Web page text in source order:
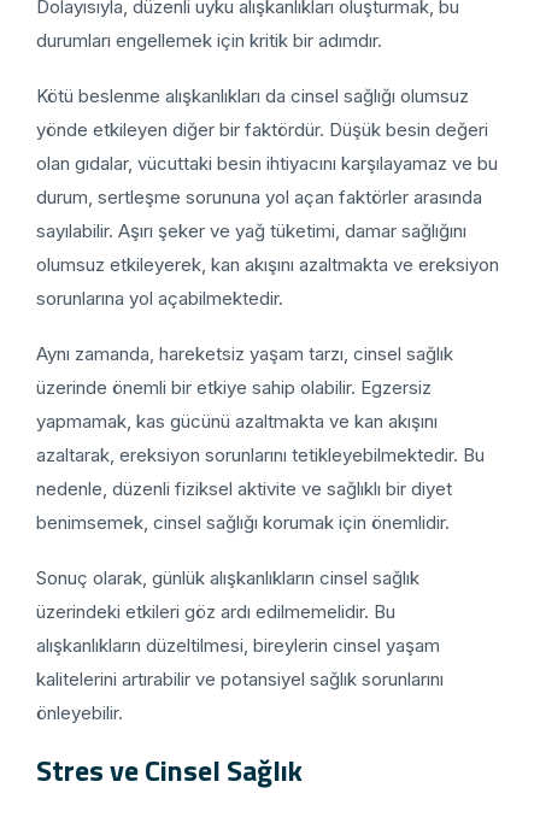
Dolayısıyla, düzenli uyku alışkanlıkları oluşturmak, bu
durumları engellemek için kritik bir adımdır.
Kötü beslenme alışkanlıkları da cinsel sağlığı olumsuz
yönde etkileyen diğer bir faktördür. Düşük besin değeri
olan gıdalar, vücuttaki besin ihtiyacını karşılayamaz ve bu
durum, sertleşme sorununa yol açan faktörler arasında
sayılabilir. Aşırı şeker ve yağ tüketimi, damar sağlığını
olumsuz etkileyerek, kan akışını azaltmakta ve ereksiyon
sorunlarına yol açabilmektedir.
Aynı zamanda, hareketsiz yaşam tarzı, cinsel sağlık
üzerinde önemli bir etkiye sahip olabilir. Egzersiz
yapmamak, kas gücünü azaltmakta ve kan akışını
azaltarak, ereksiyon sorunlarını tetikleyebilmektedir. Bu
nedenle, düzenli fiziksel aktivite ve sağlıklı bir diyet
benimsemek, cinsel sağlığı korumak için önemlidir.
Sonuç olarak, günlük alışkanlıkların cinsel sağlık
üzerindeki etkileri göz ardı edilmemelidir. Bu
alışkanlıkların düzeltilmesi, bireylerin cinsel yaşam
kalitelerini artırabilir ve potansiyel sağlık sorunlarını
önleyebilir.
Stres ve Cinsel Sağlık